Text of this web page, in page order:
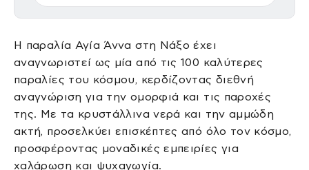
Η παραλία Αγία Άννα στη Νάξο έχει
αναγνωριστεί ως μία από τις 100 καλύτερες
παραλίες του κόσμου, κερδίζοντας διεθνή
αναγνώριση για την ομορφιά και τις παροχές
της. Με τα κρυστάλλινα νερά και την αμμώδη
ακτή, προσελκύει επισκέπτες από όλο τον κόσμο,
προσφέροντας μοναδικές εμπειρίες για
χαλάρωση και ψυχαγωγία.